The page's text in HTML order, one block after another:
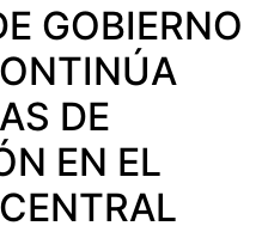
GOBIERNO
DE
EN EL